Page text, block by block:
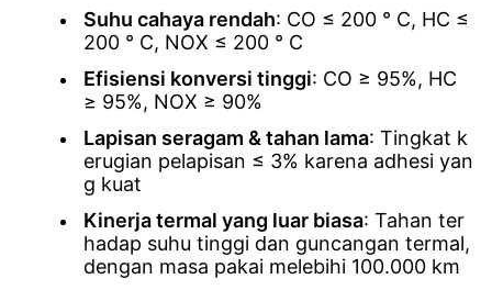
Suhu cahaya rendah: CO ≤ 200 ° C, HC ≤
200 ° C, NOX ≤ 200 ° C
Efisiensi konversi tinggi: CO ≥ 95%, HC
≥ 95%, NOX ≥ 90%
Lapisan seragam & tahan lama: Tingkat k
erugian pelapisan ≤ 3% karena adhesi yan
g kuat
Kinerja termal yang luar biasa: Tahan ter
hadap suhu tinggi dan guncangan termal,
dengan masa pakai melebihi 100.000 km